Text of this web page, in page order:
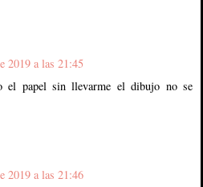
2019 a las 21:45
el papel sin llevarme el dibujo no se
2019 a las 21:46